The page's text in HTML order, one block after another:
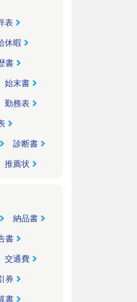
表
休暇
書
始末書
勤務表
診断書
推薦状
納品書
書
交通費
券
書